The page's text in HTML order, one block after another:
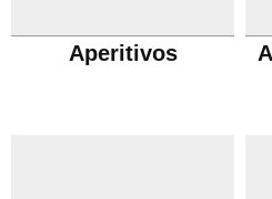
Aperitivos